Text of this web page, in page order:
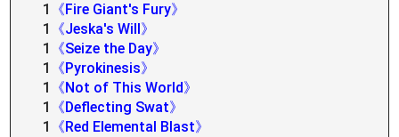
1
《Fire Giant's Fury》
1
《Jeska's Will》
1
《Seize the Day》
1
《Pyrokinesis》
1
《Not of This World》
1
《Deflecting Swat》
1
《Red Elemental Blast》